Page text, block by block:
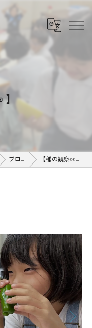
】
ブログ 【種の観察👀】